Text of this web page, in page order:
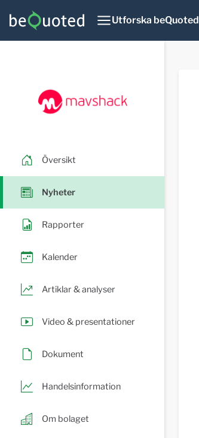
Utforska beQuoted
Översikt
Nyheter
Rapporter
Kalender
Artiklar & analyser
Video & presentationer
Dokument
Handelsinformation
Om bolaget